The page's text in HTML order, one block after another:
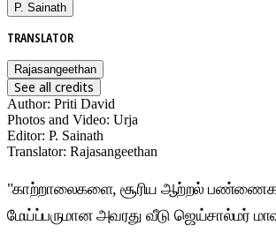
P. Sainath
TRANSLATOR
Rajasangeethan
See all credits
Author: Priti David
Photos and Video: Urja
Editor: P. Sainath
Translator: Rajasangeethan
"காற்றாலைகளை, சூரிய ஆற்றல்
மேய்ப்பருமான அவரது வீடு ஜெய்சால்மர்